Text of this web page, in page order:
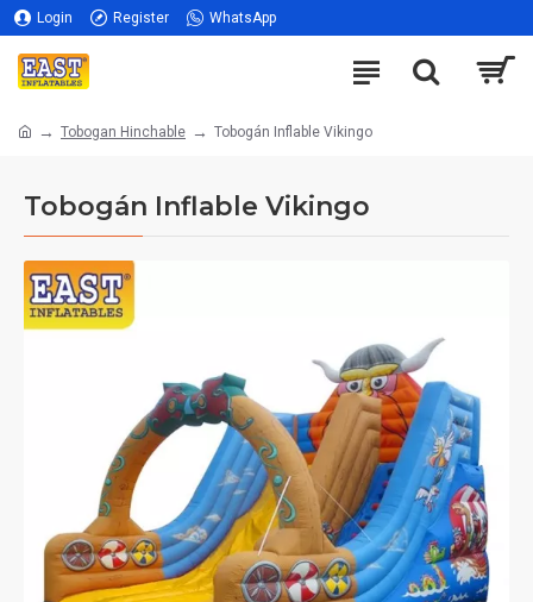
Login Register WhatsApp
Tobogan Hinchable Tobogán Inflable Vikingo
Tobogán Inflable Vikingo